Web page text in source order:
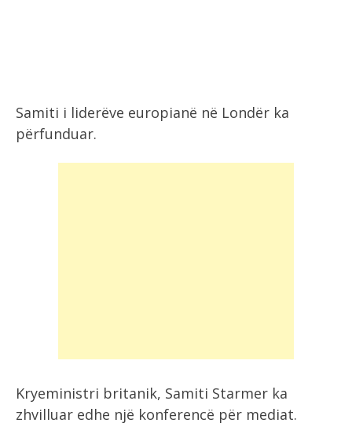
Samiti i liderëve europianë në Londër ka
përfunduar.
Kryeministri britanik, Samiti Starmer ka
zhvilluar edhe një konferencë për mediat.